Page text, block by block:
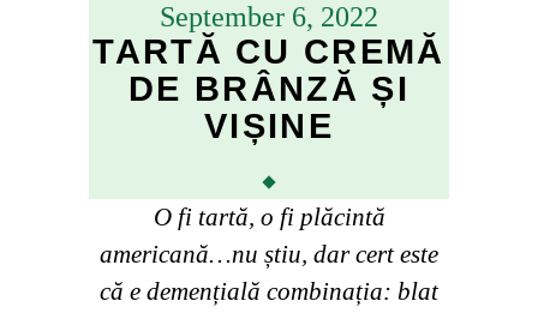
September 6, 2022
TARTĂ CU CREMĂ
DE BRÂNZĂ ȘI
VIȘINE
O fi tartă, o fi plăcintă
americană…nu știu, dar cert este
că e demențială combinația: blat